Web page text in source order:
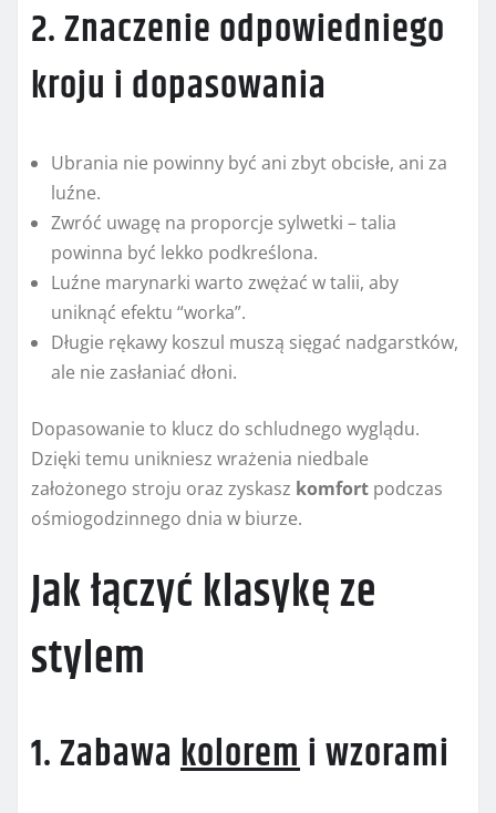
2. Znaczenie odpowiedniego
kroju i dopasowania
Ubrania nie powinny być ani zbyt obcisłe, ani za
luźne.
Zwróć uwagę na proporcje sylwetki – talia
powinna być lekko podkreślona.
Luźne marynarki warto zwężać w talii, aby
uniknąć efektu “worka”.
Długie rękawy koszul muszą sięgać nadgarstków,
ale nie zasłaniać dłoni.
Dopasowanie to klucz do schludnego wyglądu.
Dzięki temu unikniesz wrażenia niedbale
założonego stroju oraz zyskasz komfort podczas
ośmiogodzinnego dnia w biurze.
Jak łączyć klasykę ze
stylem
1. Zabawakoloremi wzorami